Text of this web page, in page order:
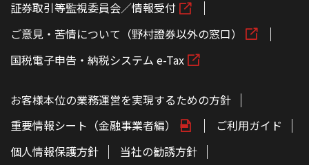
証券取引等監視委員会／情報受付
ご意見・苦情について（野村證券以外の窓口）
国税電子申告・納税システム e-Tax
お客様本位の業務運営を実現するための方針
重要情報シート（金融事業者編）
ご利用ガイド
個人情報保護方針
当社の勧誘方針